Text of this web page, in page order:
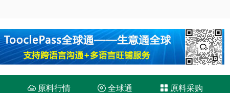
原料行情  全球通  原料采购